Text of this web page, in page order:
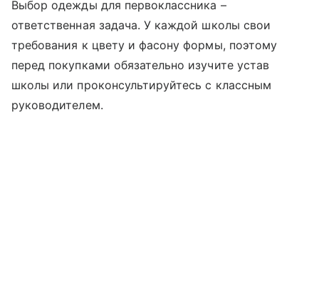
Выбор одежды для первоклассника –
ответственная задача. У каждой школы свои
требования к цвету и фасону формы, поэтому
перед покупками обязательно изучите устав
школы или проконсультируйтесь с классным
руководителем.